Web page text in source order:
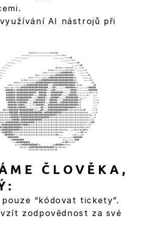
AI nástrojů při
ČLOVĚKA,
pouze “kódovat tickety”.
zodpovědnost za své